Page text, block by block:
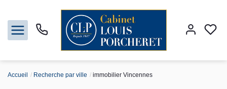
Accueil Recherche par ville immobilier Vincennes